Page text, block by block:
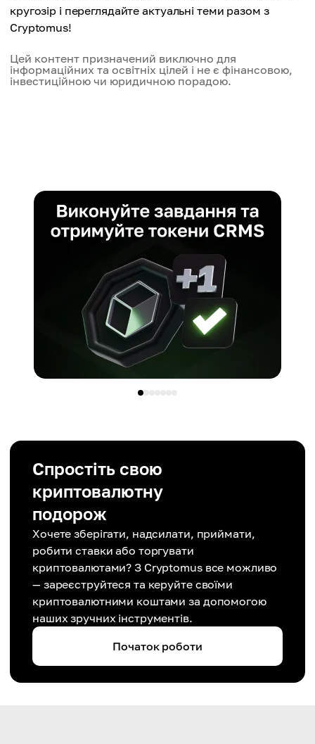
кругозір і переглядайте актуальні теми разом з
Cryptomus!
Цей контент призначений виключно для
інформаційних та освітніх цілей і не є фінансовою,
інвестиційною чи юридичною порадою.
Спростіть свою
криптовалютну
подорож
Хочете зберігати, надсилати, приймати,
робити ставки або торгувати
криптовалютами? З Cryptomus все можливо
— зареєструйтеся та керуйте своїми
криптовалютними коштами за допомогою
наших зручних інструментів.
Початок роботи